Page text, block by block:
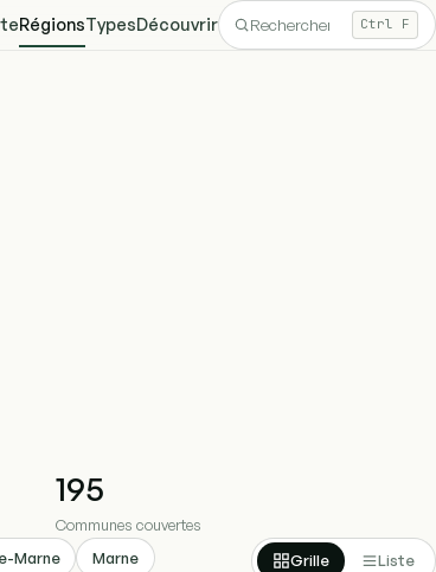
RégionsTypesDécouvrir Ctrl F
195
Communes couvertes
Marne Marne Grille Liste